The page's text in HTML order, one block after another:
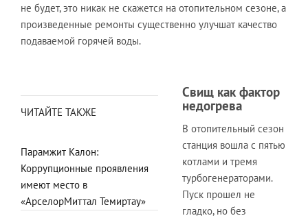
не будет, это никак не скажется на отопительном сезоне, а
произведенные ремонты существенно улучшат качество
подаваемой горячей воды.
ЧИТАЙТЕ ТАКЖЕ
Парамжит Калон:
Коррупционные проявления
имеют место в
«АрселорМиттал Темиртау»
Свищ как фактор
недогрева
В отопительный сезон
станция вошла с пятью
котлами и тремя
турбогенераторами.
Пуск прошел не
гладко, но без